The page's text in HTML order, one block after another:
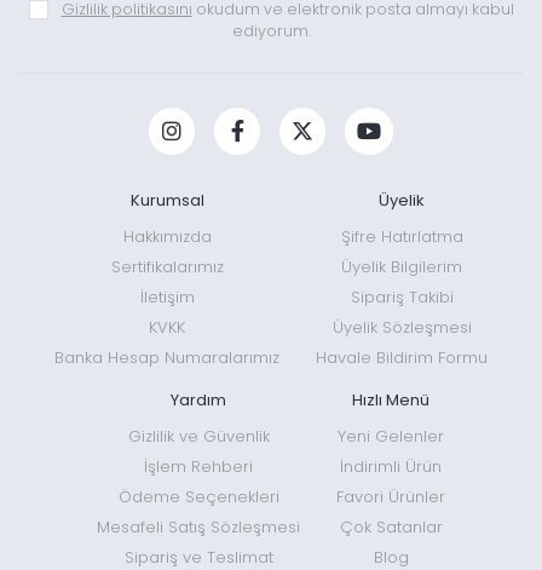
Gizlilik politikasını okudum ve elektronik posta almayı kabul
ediyorum.
Kurumsal
Hakkımızda
Sertifikalarımız
İletişim
KVKK
Banka Hesap Numaralarımız
Üyelik
Şifre Hatırlatma
Üyelik Bilgilerim
Sipariş Takibi
Üyelik Sözleşmesi
Havale Bildirim Formu
Yardım
Gizlilik ve Güvenlik
İşlem Rehberi
Ödeme Seçenekleri
Mesafeli Satış Sözleşmesi
Sipariş ve Teslimat
Hızlı Menü
Yeni Gelenler
İndirimli Ürün
Favori Ürünler
Çok Satanlar
Blog